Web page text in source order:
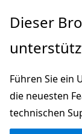
Zu
wechseln
Dieser
Führen Sie ein
die neuesten
technischen